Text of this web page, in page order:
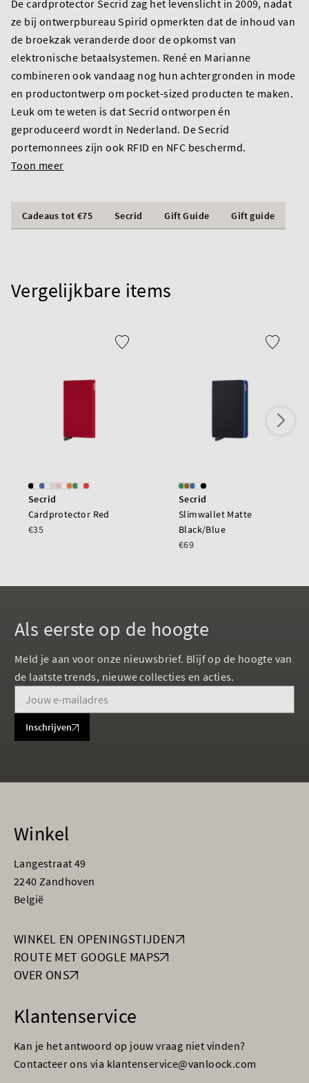
De cardprotector Secrid zag het levenslicht in 2009, nadat
ze bij ontwerpbureau Spirid opmerkten dat de inhoud van
de broekzak veranderde door de opkomst van
elektronische betaalsystemen. René en Marianne
combineren ook vandaag nog hun achtergronden in mode
en productontwerp om pocket-sized producten te maken.
Leuk om te weten is dat Secrid ontworpen én
geproduceerd wordt in Nederland. De Secrid
portemonnees zijn ook RFID en NFC beschermd.
Toon meer
Cadeaus tot €75 Secrid Gift Guide Gift guide
Vergelijkbare items
Secrid
Cardprotector Red
€35
Secrid
Slimwallet Matte
Black/Blue
€69
Als eerste op de hoogte
Meld je aan voor onze nieuwsbrief. Blijf op de hoogte van
de laatste trends, nieuwe collecties en acties.
Inschrijven
Winkel
Langestraat 49
2240 Zandhoven
België
WINKEL EN OPENINGSTIJDEN
ROUTE MET GOOGLE MAPS
OVER ONS
Klantenservice
Kan je het antwoord op jouw vraag niet vinden?
Contacteer ons via klantenservice@vanloock.com